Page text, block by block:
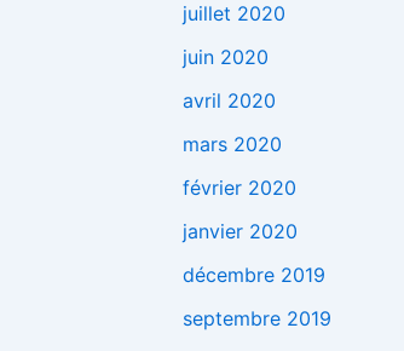
juillet 2020
juin 2020
avril 2020
mars 2020
février 2020
janvier 2020
décembre 2019
septembre 2019